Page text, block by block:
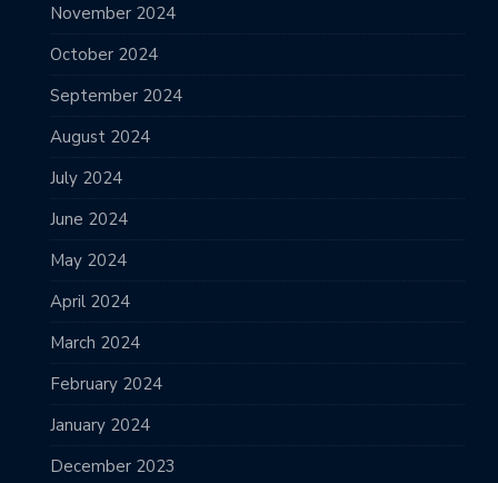
November 2024
October 2024
September 2024
August 2024
July 2024
June 2024
May 2024
April 2024
March 2024
February 2024
January 2024
December 2023